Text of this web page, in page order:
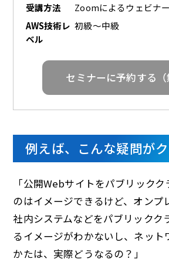
受講方法
Zoomによるウェビナー
AWS技術レ
ベル
初級～中級
セミナーに予約する（
例えば、こんな疑問が
「公開Webサイトをパブリック
のはイメージできるけど、オンプ
社内システムなどをパブリックク
るイメージがわかないし、ネット
かたは、実際どうなるの？」